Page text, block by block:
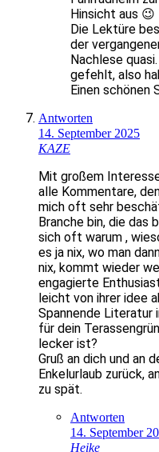
Hinsicht aus 😉
Die Lektüre
der
Nachlese
gefehlt, also
Einen schönen
Antworten
14. September 2025
KAZE
Mit großem
alle Kommentare,
mich oft sehr
Branche bin, die das
sich oft warum ,
es ja nix, wo man
nix, kommt wieder
engagierte
leicht von ihrer idee
Spannende Literatur
für dein
lecker ist?
Gruß an dich und an
Enkelurlaub zurück,
zu spät.
Antworten
14. September
Heike